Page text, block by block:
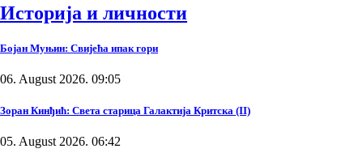
Историја и личности
Бојан Муњин: Свијећа ипак гори
06. August 2026. 09:05
Зоран Кинђић: Света старица Галактија Критска (II)
05. August 2026. 06:42